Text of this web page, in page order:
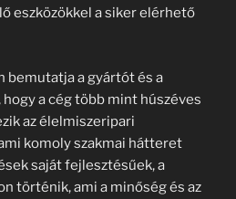
eszközökkel a siker elérhető
bemutatja a gyártót és a
a cég több mint húszéves
az élelmiszeripari
komoly szakmai hátteret
saját fejlesztésűek, a
történik, ami a minőség és az